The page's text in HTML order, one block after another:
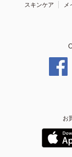
スキンケア メ
お